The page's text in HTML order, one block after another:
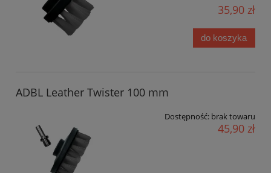
35,90 zł
do koszyka
ADBL Leather Twister 100 mm
Dostępność: brak towaru
45,90 zł